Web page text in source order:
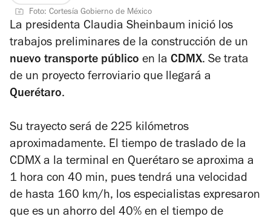
Foto: Cortesía Gobierno de México
La presidenta Claudia Sheinbaum inició los
trabajos preliminares de la construcción de un
nuevo transporte público en la CDMX. Se trata
de un proyecto ferroviario que llegará a
Querétaro.
Su trayecto será de 225 kilómetros
aproximadamente. El tiempo de traslado de la
CDMX a la terminal en Querétaro se aproxima a
1 hora con 40 min, pues tendrá una velocidad
de hasta 160 km/h, los especialistas expresaron
que es un ahorro del 40% en el tiempo de